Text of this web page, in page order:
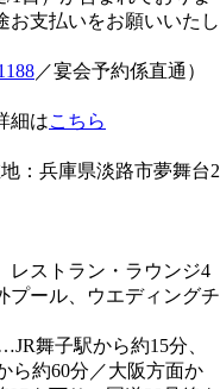
お支払いをお願いいたし
／宴会予約係直通）
細はこちら
：兵庫県淡路市夢舞台2
レストラン・ラウンジ4
プール、ウエディングチ
舞子駅から約15分、
ら約60分／大阪方面か